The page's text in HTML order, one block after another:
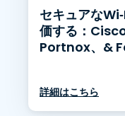
セキュアな
価する：
Portnox、&
詳細はこちら